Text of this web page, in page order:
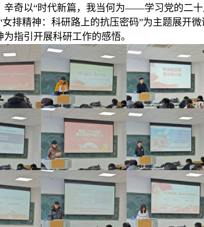
辛奇以“时代新篇，我当何为——学习党的二
女排精神：科研路上的抗压密码”为主题展开微
指引开展科研工作的感悟。